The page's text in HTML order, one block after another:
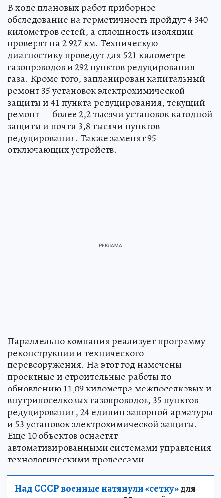
В ходе плановых работ приборное
обследование на герметичность пройдут 4 340
километров сетей, а сплошность изоляции
проверят на 2 927 км. Техническую
диагностику проведут для 521 километре
газопроводов и 292 пунктов редуцирования
газа. Кроме того, запланирован капитальный
ремонт 35 установок электрохимической
защиты и 41 пункта редуцирования, текущий
ремонт — более 2,2 тысячи установок катодной
защиты и почти 3,8 тысячи пунктов
редуцирования. Также заменят 95
отключающих устройств.
Параллельно компания реализует программу
реконструкции и технического
перевооружения. На этот год намечены
проектные и строительные работы по
обновлению 11,09 километра межпоселковых и
внутрипоселковых газопроводов, 35 пунктов
редуцирования, 24 единиц запорной арматуры
и 53 установок электрохимической защиты.
Еще 10 объектов оснастят
автоматизированными системами управления
технологическими процессами.
Над СССР военные натянули «сетку»для